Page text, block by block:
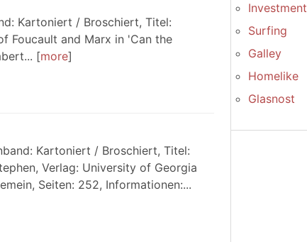
Kartoniert / Broschiert, Titel:
Foucault and Marx in 'Can the
more
Kartoniert / Broschiert, Titel:
Verlag: University of Georgia
Seiten: 252, Informationen:...
Investment
Surfing
Galley
Homelike
Glasnost